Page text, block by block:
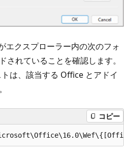
エクスプローラー内の次のフォ
されていることを確認します。
は、該当する Office とアドイ
コピー